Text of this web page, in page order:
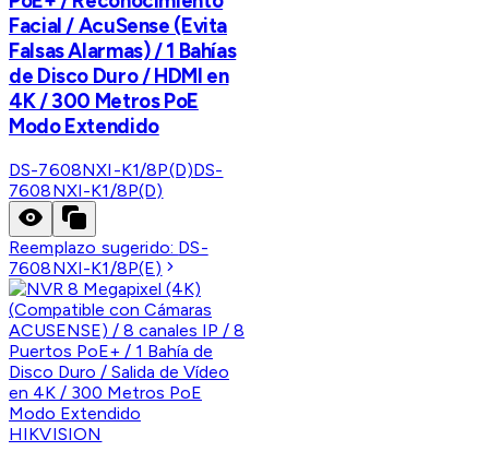
Facial / AcuSense (Evita
Falsas Alarmas) / 1 Bahías
de Disco Duro / HDMI en
4K / 300 Metros PoE
Modo Extendido
DS-7608NXI-K1/8P(D)DS-
7608NXI-K1/8P(D)
Reemplazo sugerido: DS-
7608NXI-K1/8P(E)
HIKVISION